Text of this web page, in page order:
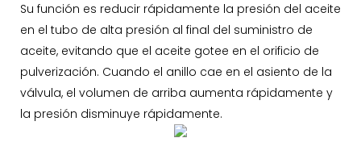
Su función es reducir rápidamente la presión del aceite
en el tubo de alta presión al final del suministro de
aceite, evitando que el aceite gotee en el orificio de
pulverización. Cuando el anillo cae en el asiento de la
válvula, el volumen de arriba aumenta rápidamente y
la presión disminuye rápidamente.